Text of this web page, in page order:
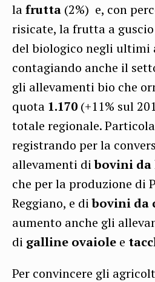
lafrutta (2%) e, con
risicate, la frutta a guscio
del biologico negli ultimi
contagiando anche il
gli allevamenti bio che
quota 1.170 (+11% sul
totale regionale.
registrando per la
allevamenti dibovini
che per la produzione di
Reggiano, e dibovini da
aumento anche gli
di galline ovaiole e
Per convincere gli